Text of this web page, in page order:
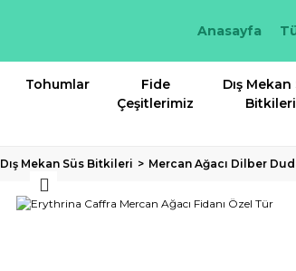
Anasayfa
Tohumlar
Fide
Çeşitlerimiz
Dış Mekan
Bitkileri
Dış Mekan Süs Bitkileri Mercan Ağacı Dilber